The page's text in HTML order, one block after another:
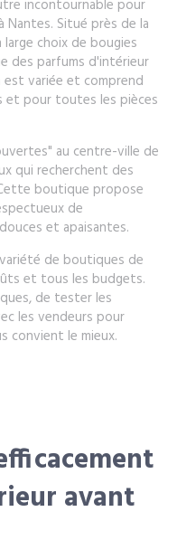
incontournable pour
Nantes. Situé près de la
large choix de bougies
des parfums d'intérieur
variée et comprend
et pour toutes les pièces
au centre-ville de
qui recherchent des
boutique propose
de
et apaisantes.
de boutiques de
et tous les budgets.
de tester les
les vendeurs pour
convient le mieux.
avant